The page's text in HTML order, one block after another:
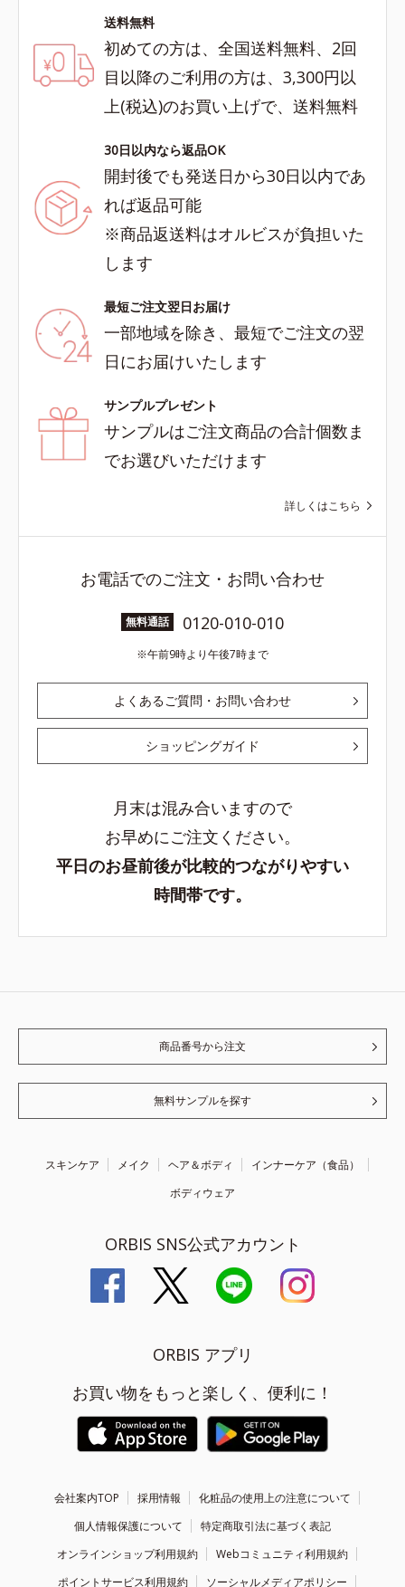
送料無料
初めての方は、全国送料無料、2回
目以降のご利用の方は、3,300円以
上(税込)のお買い上げで、送料無料
30日以内なら返品OK
開封後でも発送日から30日以内であ
れば返品可能
※商品返送料はオルビスが負担いた
します
最短ご注文翌日お届け
一部地域を除き、最短でご注文の翌
日にお届けいたします
サンプルプレゼント
サンプルはご注文商品の合計個数ま
でお選びいただけます
詳しくはこちら
お電話でのご注文・お問い合わせ
無料通話 0120-010-010
午前9時より午後7時まで
よくあるご質問・お問い合わせ
ショッピングガイド
月末は混み合いますので
お早めにご注文ください。
平日のお昼前後が比較的つながりやすい
時間帯です。
商品番号から注文
無料サンプルを探す
スキンケア メイク ヘア＆ボディ
インナーケア（食品）
ボディウェア
ORBIS SNS公式アカウント
ORBIS アプリ
お買い物をもっと楽しく、便利に！
会社案内TOP 採用情報
化粧品の使用上の注意について
個人情報保護について
特定商取引法に基づく表記
オンラインショップ利用規約
Webコミュニティ利用規約
ポイントサービス利用規約
ソーシャルメディアポリシー